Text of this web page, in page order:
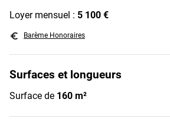
Loyer mensuel : 5 100 €
euro_symbol Barème Honoraires
Surfaces et longueurs
Surface de 160 m²